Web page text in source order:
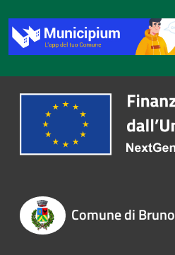
Comune di Bruno